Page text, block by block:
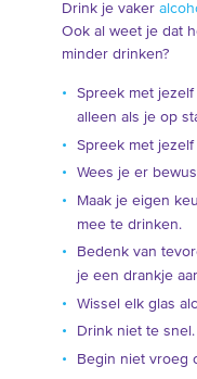
Drink je vaker
Ook al weet je dat
minder drinken?
Spreek met
alleen als je op
Spreek met
Wees je er
Maak je eigen
mee te drinken.
Bedenk van
je een drankje
Wissel elk glas
Drink niet te snel.
Begin niet vroeg